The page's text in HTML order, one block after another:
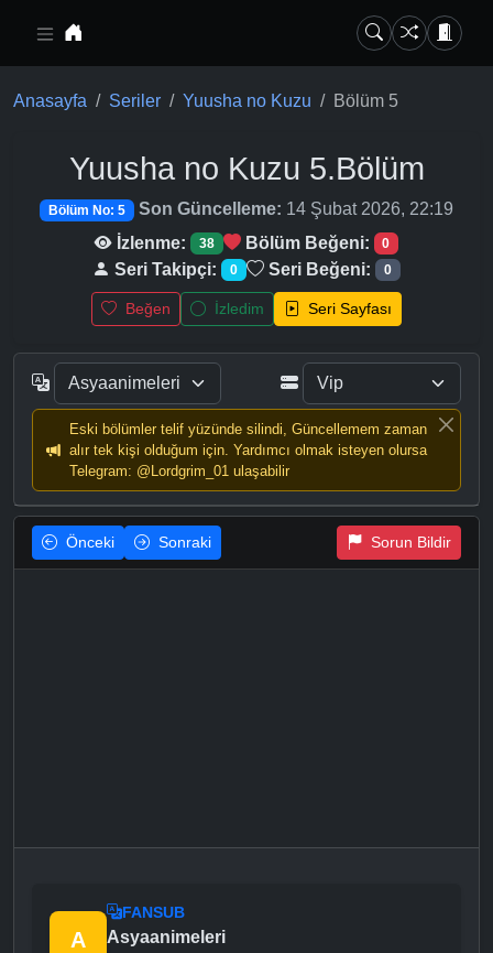
Anasayfa Seriler Yuusha no Kuzu Bölüm 5
Yuusha no Kuzu 5.Bölüm
Bölüm No: 5 Son Güncelleme: 14 Şubat 2026, 22:19
İzlenme:
38 Bölüm Beğeni: 0
Seri Takipçi: 0 Seri Beğeni: 0
Beğen İzledim Seri Sayfası
Eski bölümler telif yüzünde silindi, Güncellemem zaman
alır tek kişi olduğum için. Yardımcı olmak isteyen olursa
Telegram: @Lordgrim_01 ulaşabilir
Önceki Sonraki Sorun Bildir
A
FANSUB
Asyaanimeleri